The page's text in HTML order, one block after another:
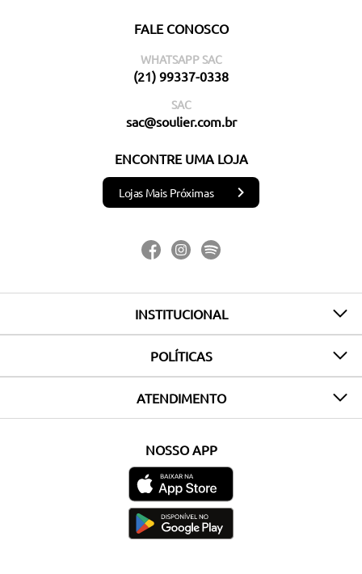
FALE CONOSCO
WHATSAPP SAC
(21) 99337-0338
SAC
sac@soulier.com.br
ENCONTRE UMA LOJA
Lojas Mais Próximas
INSTITUCIONAL
POLÍTICAS
ATENDIMENTO
NOSSO APP